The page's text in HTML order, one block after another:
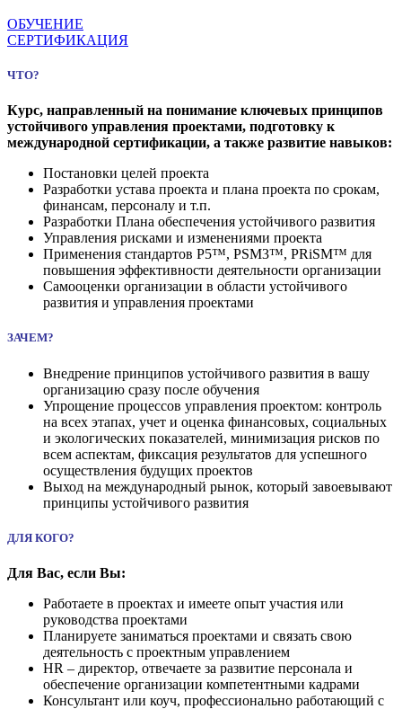
ОБУЧЕНИЕ
СЕРТИФИКАЦИЯ
ЧТО?
Курс, направленный на понимание ключевых принципов
устойчивого управления проектами, подготовку к
международной сертификации, а также развитие навыков:
Постановки целей проекта
Разработки устава проекта и плана проекта по срокам,
финансам, персоналу и т.п.
Разработки Плана обеспечения устойчивого развития
Управления рисками и изменениями проекта
Применения стандартов P5™, PSM3™, PRiSM™ для
повышения эффективности деятельности организации
Самооценки организации в области устойчивого
развития и управления проектами
ЗАЧЕМ?
Внедрение принципов устойчивого развития в вашу
организацию сразу после обучения
Упрощение процессов управления проектом: контроль
на всех этапах, учет и оценка финансовых, социальных
и экологических показателей, минимизация рисков по
всем аспектам, фиксация результатов для успешного
осуществления будущих проектов
Выход на международный рынок, который завоевывают
принципы устойчивого развития
ДЛЯ КОГО?
Для Вас, если Вы:
Работаете в проектах и имеете опыт участия или
руководства проектами
Планируете заниматься проектами и связать свою
деятельность с проектным управлением
HR – директор, отвечаете за развитие персонала и
обеспечение организации компетентными кадрами
Консультант или коуч, профессионально работающий с